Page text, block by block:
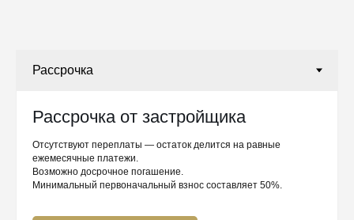
Рассрочка от застройщика
Отсутствуют переплаты — остаток делится на равные
ежемесячные платежи.
Возможно досрочное погашение.
Минимальный первоначальный взнос составляет 50%.